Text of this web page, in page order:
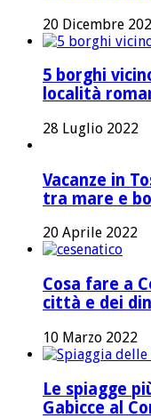
20 Dicembre
5 borghi
località
28 Luglio 2022
Vacanze in
tra mare e
20 Aprile 2022
Cosa fare a
città e dei
10 Marzo 2022
Le spiagge
Gabicce al